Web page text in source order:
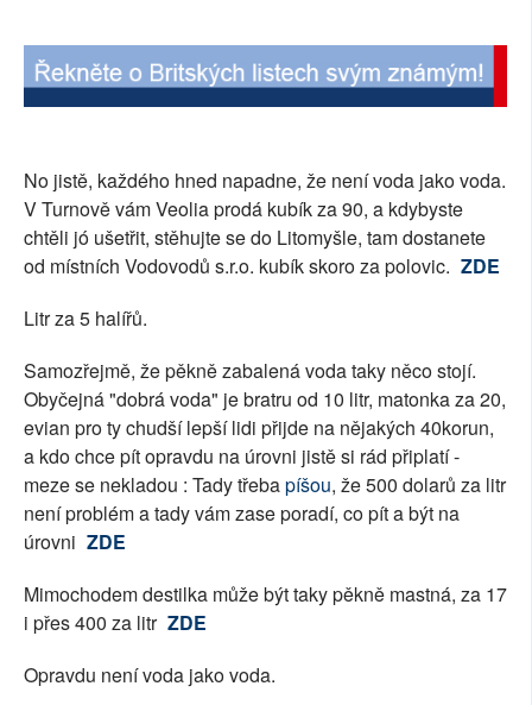
RUBRIKY
PLNÁ VERZE STRÁNEK
No jistě, každého hned napadne, že není voda jako voda.
V Turnově vám Veolia prodá kubík za 90, a kdybyste
chtěli jó ušetřit, stěhujte se do Litomyšle, tam dostanete
od místních Vodovodů s.r.o. kubík skoro za polovic. ZDE
Litr za 5 halířů.
Samozřejmě, že pěkně zabalená voda taky něco stojí.
Obyčejná "dobrá voda" je bratru od 10 litr, matonka za 20,
evian pro ty chudší lepší lidi přijde na nějakých 40korun,
a kdo chce pít opravdu na úrovni jistě si rád připlatí -
meze se nekladou : Tady třebapíšou, že 500 dolarů za litr
není problém a tady vám zase poradí, co pít a být na
úrovni ZDE
Mimochodem destilka může být taky pěkně mastná, za 17
i přes 400 za litr ZDE
Opravdu není voda jako voda.